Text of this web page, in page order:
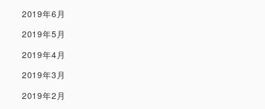
2019年6月
2019年5月
2019年4月
2019年3月
2019年2月